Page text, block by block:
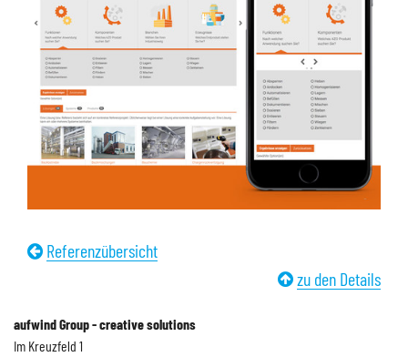
Referenzübersicht
zu den Details
aufwind Group - creative solutions
Im Kreuzfeld 1